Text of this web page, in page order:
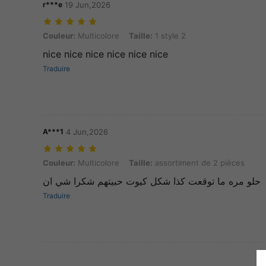
r***e 19 Jun,2026
Couleur: Multicolore, Taille: 1 style 2
Couleur: Multicolore Taille: 1 style 2
nice nice nice nice nice nice
Traduire
A***1 4 Jun,2026
Couleur: Multicolore, Taille: assortiment de 2 pièces
Couleur: Multicolore Taille: assortiment de 2 pièces
حلو مره ما توقعت كذا شكل كيوت حبيتهم شكرا شي ان
Traduire